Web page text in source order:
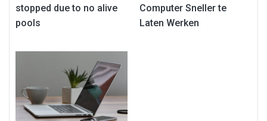
stopped due to no alive
pools
Computer Sneller te
Laten Werken